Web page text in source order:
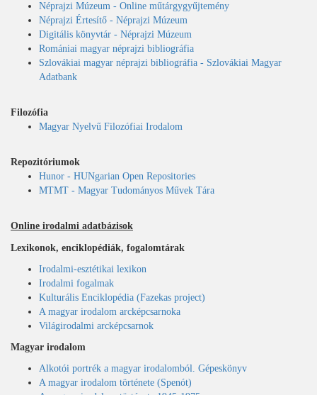
Néprajzi Múzeum - Online műtárgygyűjtemény
Néprajzi Értesítő - Néprajzi Múzeum
Digitális könyvtár - Néprajzi Múzeum
Romániai magyar néprajzi bibliográfia
Szlovákiai magyar néprajzi bibliográfia - Szlovákiai Magyar
Adatbank
Filozófia
Magyar Nyelvű Filozófiai Irodalom
Repozitóriumok
Hunor - HUNgarian Open Repositories
MTMT - Magyar Tudományos Művek Tára
Online irodalmi adatbázisok
Lexikonok, enciklopédiák, fogalomtárak
Irodalmi-esztétikai lexikon
Irodalmi fogalmak
Kulturális Enciklopédia (Fazekas project)
A magyar irodalom arcképcsarnoka
Világirodalmi arcképcsarnok
Magyar irodalom
Alkotói portrék a magyar irodalomból. Gépeskönyv
A magyar irodalom története (Spenót)